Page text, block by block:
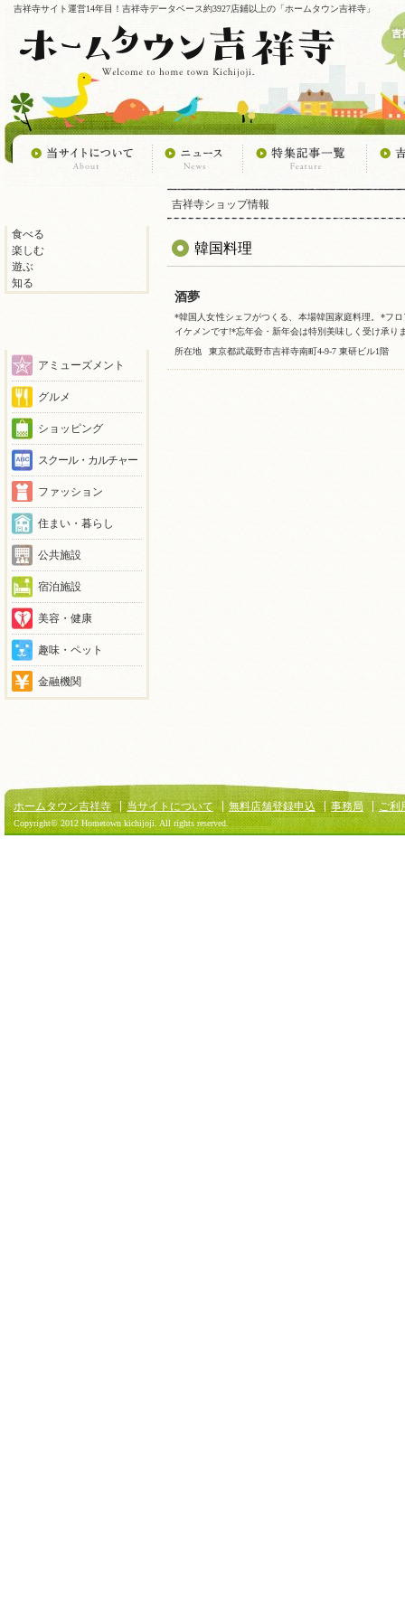
吉祥寺サイト運営14年目！吉祥寺データベース約3927店鋪以上の「ホームタウン吉祥寺」
食べる
楽しむ
遊ぶ
知る
アミューズメント
グルメ
ショッピング
スクール・カルチャー
ファッション
住まい・暮らし
公共施設
宿泊施設
美容・健康
趣味・ペット
金融機関
吉祥寺ショップ情報
韓国料理
酒夢
*韓国人女性シェフがつくる、本場韓国家庭料理。*フ
イケメンです!*忘年会・新年会は特別美味しく受け承り
所在地
東京都武蔵野市吉祥寺南町4-9-7 東研ビル1階
ホームタウン吉祥寺 当サイトについて 無料店舗登録申込 事務局 ご利
Copyright© 2012 Hometown kichijoji. All rights reserved.